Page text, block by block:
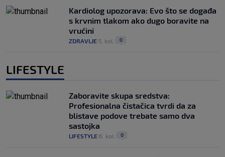
Kardiolog upozorava: Evo što se događa
s krvnim tlakom ako dugo boravite na
vrućini
ZDRAVLJE 5. kol. 0
LIFESTYLE
Zaboravite skupa sredstva:
Profesionalna čistačica tvrdi da za
blistave podove trebate samo dva
sastojka
LIFESTYLE 6. kol. 0